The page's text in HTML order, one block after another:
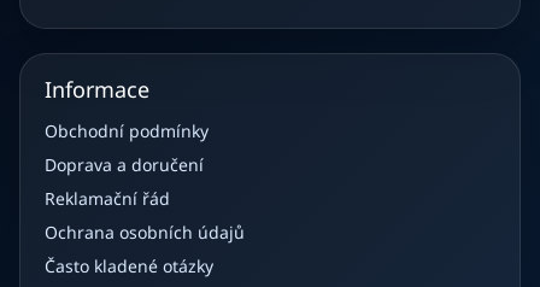
Informace
Obchodní podmínky
Doprava a doručení
Reklamační řád
Ochrana osobních údajů
Často kladené otázky